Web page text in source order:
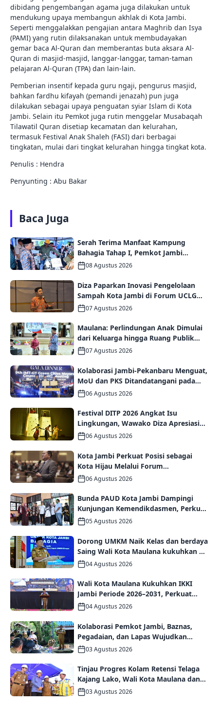
dibidang pengembangan agama juga dilakukan untuk
mendukung upaya membangun akhlak di Kota Jambi.
Seperti menggalakkan pengajian antara Maghrib dan Isya
(PAMI) yang rutin dilaksanakan untuk membudayakan
gemar baca Al-Quran dan memberantas buta aksara Al-
Quran di masjid-masjid, langgar-langgar, taman-taman
pelajaran Al-Quran (TPA) dan lain-lain.
Pemberian insentif kepada guru ngaji, pengurus masjid,
bahkan fardhu kifayah (pemandi jenazah) pun juga
dilakukan sebagai upaya penguatan syiar Islam di Kota
Jambi. Selain itu Pemkot juga rutin menggelar Musabaqah
Tilawatil Quran disetiap kecamatan dan kelurahan,
termasuk Festival Anak Shaleh (FASI) dari berbagai
tingkatan, mulai dari tingkat kelurahan hingga tingkat kota.
Penulis : Hendra
Penyunting : Abu Bakar
Baca Juga
Serah Terima Manfaat Kampung
Bahagia Tahap I, Pemkot Jambi
Targetkan Potensi Pengembangan
Kampung Wisata
08 Agustus 2026
Diza Paparkan Inovasi Pengelolaan
Sampah Kota Jambi di Forum UCLG
ASPAC, Dorong Kolaborasi Menuju
07 Agustus 2026
Maulana: Perlindungan Anak Dimulai
dari Keluarga hingga Ruang Publik
yang Ramah
07 Agustus 2026
Kolaborasi Jambi-Pekanbaru Menguat,
MoU dan PKS Ditandatangani pada
Gala Dinner GCMC IMT-GT ke-9 Tahun
06 Agustus 2026
Festival DITP 2026 Angkat Isu
Lingkungan, Wawako Diza Apresiasi
Karya Seniman Jambi
06 Agustus 2026
Kota Jambi Perkuat Posisi sebagai
Kota Hijau Melalui Forum
Internasional IMT-GT GCMC 2026
06 Agustus 2026
Bunda PAUD Kota Jambi Dampingi
Kunjungan Kemendikdasmen, Perkuat
Kolaborasi Wujudkan PAUD
Berkualitas dan Generasi Emas 2045
05 Agustus 2026
Dorong UMKM Naik Kelas dan berdaya
Saing Wali Kota Maulana kukuhkan 35
kelompok UMKM Binaan
04 Agustus 2026
Wali Kota Maulana Kukuhkan IKKI
Jambi Periode 2026–2031, Perkuat
Persaudaraan dan Kolaborasi dalam
Keberagaman
04 Agustus 2026
Kolaborasi Pemkot Jambi, Baznas,
Pegadaian, dan Lapas Wujudkan
Rumah Layak Huni bagi Warga Kurang
03 Agustus 2026
Tinjau Progres Kolam Retensi Telaga
Kajang Lako, Wali Kota Maulana dan
Komisi V DPR RI Optimistis Kota Jambi
Semakin Dekat Bebas Banjir
03 Agustus 2026